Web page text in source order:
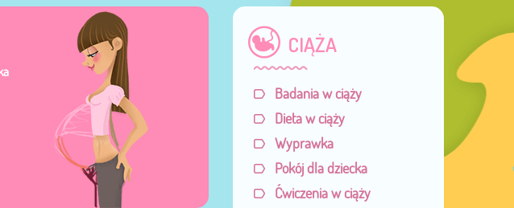
CIĄŻA
Badania w ciąży
Dieta w ciąży
Wyprawka
Pokój dla dziecka
Ćwiczenia w ciąży